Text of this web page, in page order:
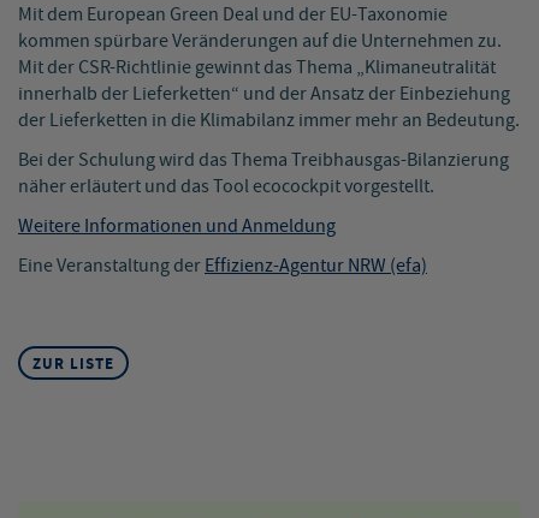
Mit dem European Green Deal und der EU-Taxonomie
kommen spürbare Veränderungen auf die Unternehmen zu.
Mit der CSR-Richtlinie gewinnt das Thema „Klimaneutralität
innerhalb der Lieferketten“ und der Ansatz der Einbeziehung
der Lieferketten in die Klimabilanz immer mehr an Bedeutung.
Bei der Schulung wird das Thema Treibhausgas-Bilanzierung
näher erläutert und das Tool ecocockpit vorgestellt.
Weitere Informationen und Anmeldung
Eine Veranstaltung derEffizienz-Agentur NRW (efa)
ZUR LISTE